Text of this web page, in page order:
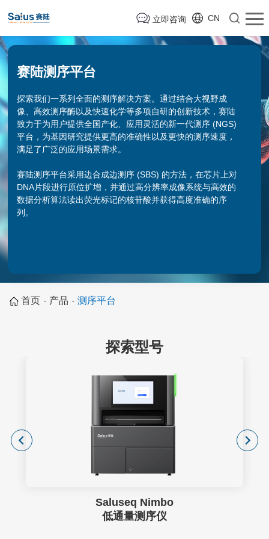
立即咨询 CN
赛陆测序平台
探索我们一系列全面的测序解决方案。通过结合大视野成
像、高效测序酶以及快速化学等多项自研的创新技术，赛陆
致力于为用户提供全国产化、应用灵活的新一代测序 (NGS)
平台，为基因研究提供更高的准确性以及更快的测序速度，
满足了广泛的应用场景需求。
赛陆测序平台采用边合成边测序 (SBS) 的方法，在芯片上对
DNA片段进行原位扩增，并通过高分辨率成像系统与高效的
数据分析算法读出荧光标记的核苷酸并获得高度准确的序
列。
首页 - 产品 - 测序平台
探索型号
Saluseq Nimbo
低通量测序仪